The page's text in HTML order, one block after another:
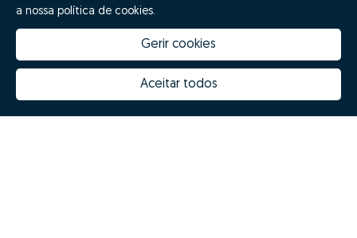
Porquê escolher a Zome
Prémios
Inovação Zome
Hubs Zome
Contactos
a nossa política de cookies.
Gerir cookies
Aceitar todos